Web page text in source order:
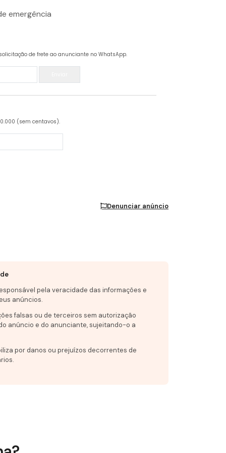
emergência
de frete ao anunciante no WhatsApp.
(sem centavos).
Denunciar anúncio
pela veracidade das informações e
anúncios.
falsas ou de terceiros sem autorização
anúncio e do anunciante, sujeitando-o a
por danos ou prejuízos decorrentes de